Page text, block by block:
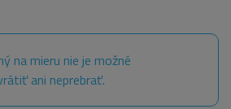
na mieru nie je možné
ani neprebrať.